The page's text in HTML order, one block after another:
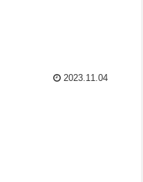
2023.11.04